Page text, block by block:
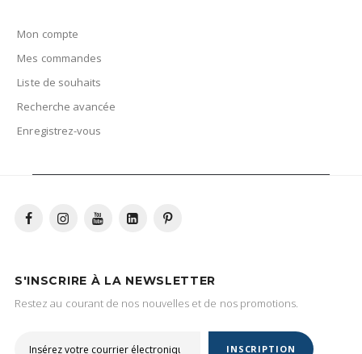
Mon compte
Mes commandes
Liste de souhaits
Recherche avancée
Enregistrez-vous
S'INSCRIRE À LA NEWSLETTER
Restez au courant de nos nouvelles et de nos promotions.
INSCRIPTION